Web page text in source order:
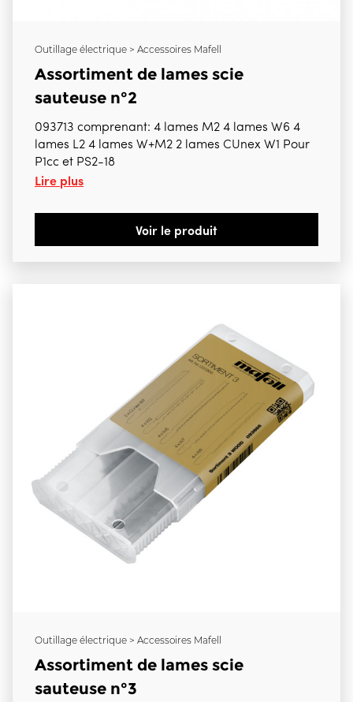
Outillage électrique > Accessoires Mafell
Assortiment de lames scie
sauteuse n°2
093713 comprenant: 4 lames M2 4 lames W6 4
lames L2 4 lames W+M2 2 lames CUnex W1 Pour
P1cc et PS2-18
Lire plus
Voir le produit
Outillage électrique > Accessoires Mafell
Assortiment de lames scie
sauteuse n°3